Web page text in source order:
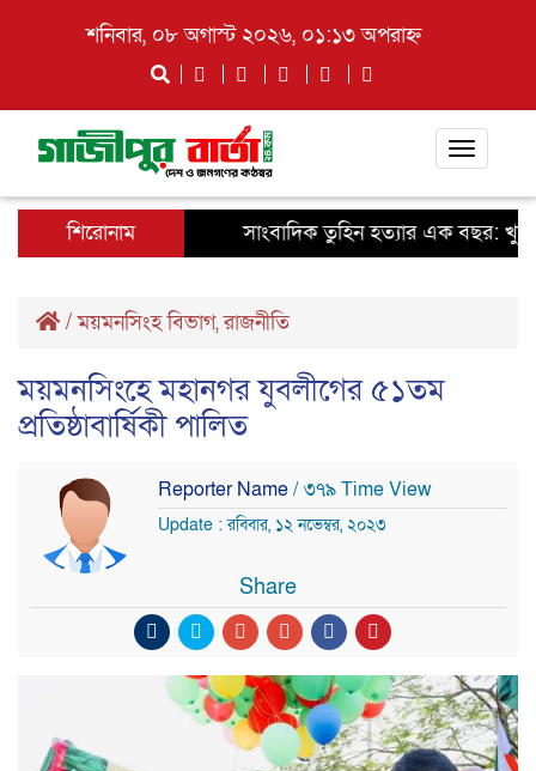
শনিবার, ০৮ অগাস্ট ২০২৬, ০১:১৩ অপরাহ্ন
Toggle
শিরোনাম
সাংবাদিক তুহিন হত্যার এক বছর:
/ময়মনসিংহ বিভাগ,রাজনীতি
ময়মনসিংহে মহানগর যুবলীগের ৫১তম
প্রতিষ্ঠাবার্ষিকী পালিত
Reporter Name/ ৩৭৯ Time View
Update : রবিবার, ১২ নভেম্বর, ২০২৩
Share